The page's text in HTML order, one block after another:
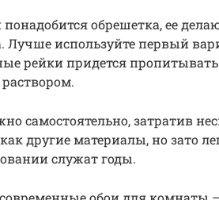
обрешетка, ее
Лучше используйте первый
рейки придется
самостоятельно, затратив
другие материалы, но зато
служат годы.